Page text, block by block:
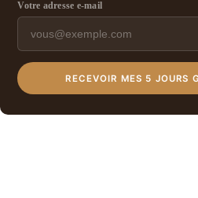
Votre adresse e-mail
RECEVOIR MES 5 JOURS